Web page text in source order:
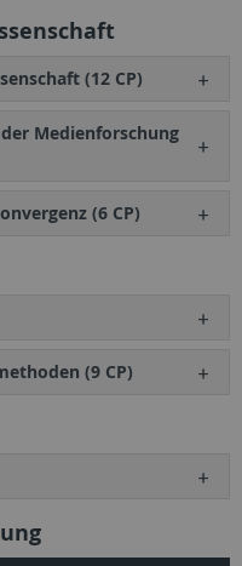
(12 CP)
Medienforschung
(6 CP)
(9 CP)